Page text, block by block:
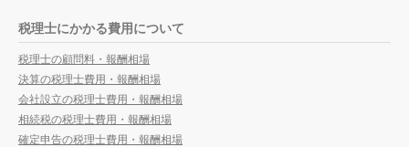
税理士にかかる費用について
税理士の顧問料・報酬相場
決算の税理士費用・報酬相場
会社設立の税理士費用・報酬相場
相続税の税理士費用・報酬相場
確定申告の税理士費用・報酬相場